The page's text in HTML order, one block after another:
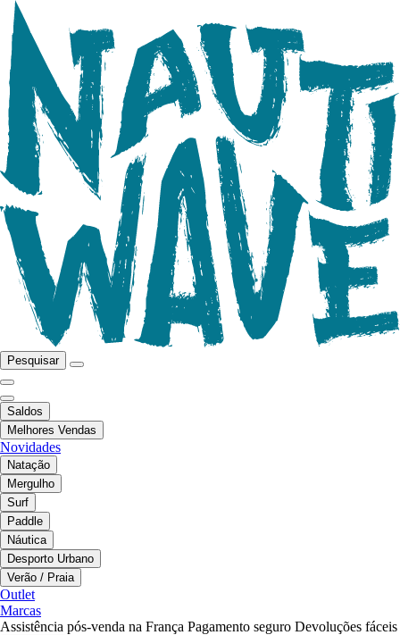
Pesquisar
Saldos
Melhores Vendas
Novidades
Natação
Mergulho
Surf
Paddle
Náutica
Desporto Urbano
Verão / Praia
Outlet
Marcas
Assistência pós-venda na França Pagamento seguro Devoluções fáceis